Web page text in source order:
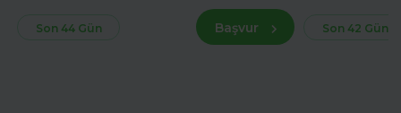
Son 44 Gün Başvur Son 42 Gün